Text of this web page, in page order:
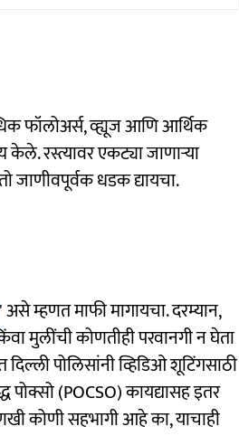
फॉलोअर्स, व्ह्यूज आणि आर्थिक
केले. रस्त्यावर एकट्या जाणाऱ्या
जाणीवपूर्वक धडक द्यायचा.
' असे म्हणत माफी मागायचा. दरम्यान,
मुलींची कोणतीही परवानगी न घेता
पोलिसांनी व्हिडिओ शूटिंगसाठी
(POCSO) कायद्यासह इतर
कोणी सहभागी आहे का, याचाही